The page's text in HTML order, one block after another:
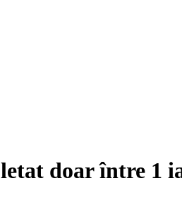
doar între 1